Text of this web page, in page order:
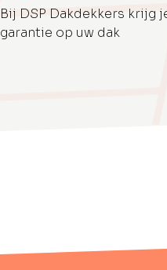
Bij DSP Dakdekkers krijg
garantie op uw dak